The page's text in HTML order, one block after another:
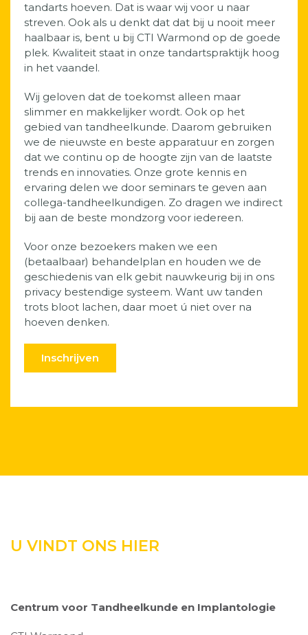
tandarts hoeven. Dat is waar wij voor u naar
streven. Ook als u denkt dat dat bij u nooit meer
haalbaar is, bent u bij CTI Warmond op de goede
plek. Kwaliteit staat in onze tandartspraktijk hoog
in het vaandel.
Wij geloven dat de toekomst alleen maar
slimmer en makkelijker wordt. Ook op het
gebied van tandheelkunde. Daarom gebruiken
we de nieuwste en beste apparatuur en zorgen
dat we continu op de hoogte zijn van de laatste
trends en innovaties. Onze grote kennis en
ervaring delen we door seminars te geven aan
collega-tandheelkundigen. Zo dragen we indirect
bij aan de beste mondzorg voor iedereen.
Voor onze bezoekers maken we een
(betaalbaar) behandelplan en houden we de
geschiedenis van elk gebit nauwkeurig bij in ons
privacy bestendige systeem. Want uw tanden
trots bloot lachen, daar moet ú niet over na
hoeven denken.
Inschrijven
U VINDT ONS HIER
Centrum voor Tandheelkunde en Implantologie